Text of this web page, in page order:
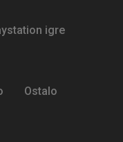
igre
Ostalo